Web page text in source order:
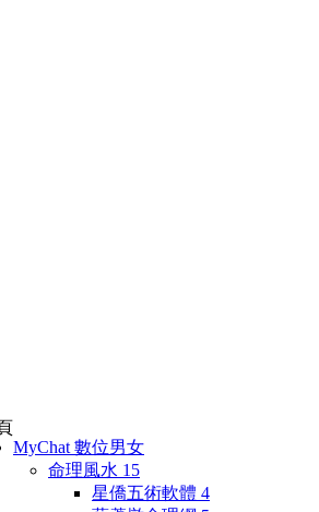
MyChat 數位男女
命理風水 15
星僑五術軟體 4